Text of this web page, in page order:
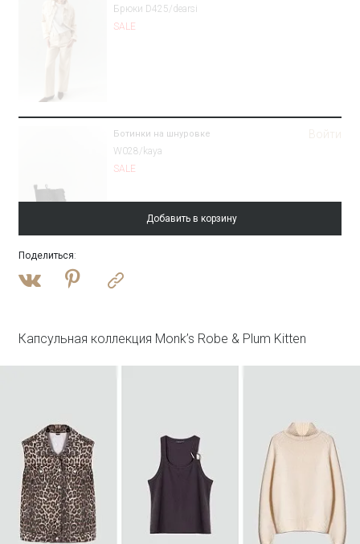
Брюки D425/dearsi
SALE
Ботинки на шнуровке
W028/kaya
SALE
Войти
Джинсовая куртка oversize с бахромой
B3115/champan
Войти
Добавить в корзину
Поделиться:
Капсульная коллекция Monk’s Robe & Plum Kitten